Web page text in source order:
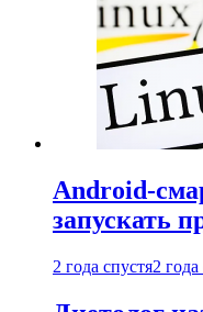
Android-
запускать
2 года спустя2 года